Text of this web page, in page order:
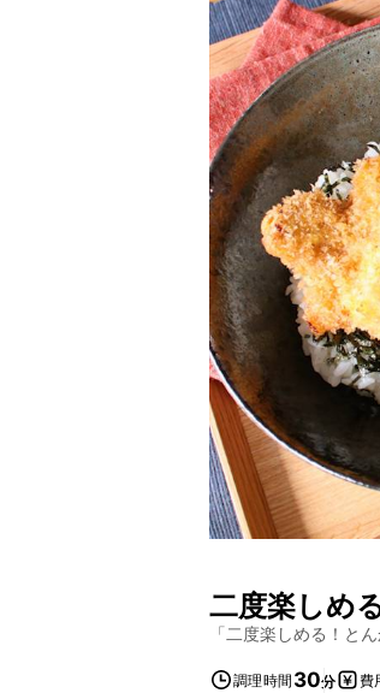
二度楽しめ
「二度楽しめる！と
調理時間 30分 費